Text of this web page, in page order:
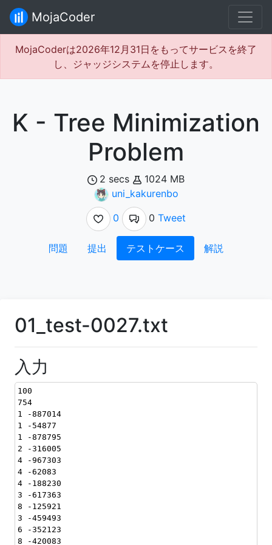
MojaCoder
MojaCoderは2026年12月31日をもってサービスを終了
し、ジャッジシステムを停止します。
K - Tree Minimization
Problem
2 secs
1024 MB
uni_kakurenbo
0
0 Tweet
問題 提出 テストケース 解説
01_test-0027.txt
入力
100
754
1 -887014
1 -54877
1 -878795
2 -316005
4 -967303
4 -62083
4 -188230
3 -617363
8 -125921
3 -459493
6 -352123
8 -420083